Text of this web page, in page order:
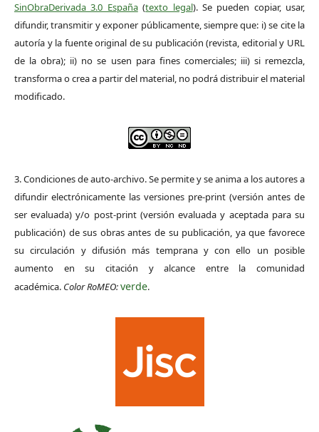
SinObraDerivada 3.0 España(texto legal). Se pueden copiar, usar,
difundir, transmitir y exponer públicamente, siempre que: i) se cite la
autoría y la fuente original de su publicación (revista, editorial y URL
de la obra); ii) no se usen para fines comerciales; iii) si remezcla,
transforma o crea a partir del material, no podrá distribuir el material
modificado.
3. Condiciones de auto-archivo. Se permite y se anima a los autores a
difundir electrónicamente las versiones pre-print (versión antes de
ser evaluada) y/o post-print (versión evaluada y aceptada para su
publicación) de sus obras antes de su publicación, ya que favorece
su circulación y difusión más temprana y con ello un posible
aumento en su citación y alcance entre la comunidad
académica. Color RoMEO:verde.